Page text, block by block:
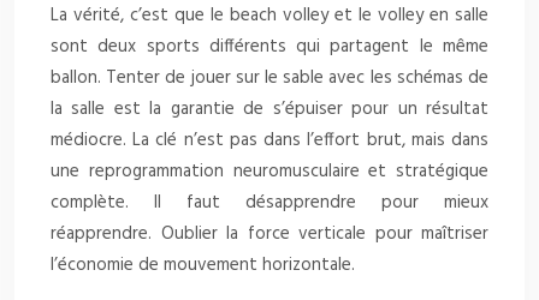
La vérité, c’est que le beach volley et le volley en salle
sont deux sports différents qui partagent le même
ballon. Tenter de jouer sur le sable avec les schémas de
la salle est la garantie de s’épuiser pour un résultat
médiocre. La clé n’est pas dans l’effort brut, mais dans
une reprogrammation neuromusculaire et stratégique
complète. Il faut désapprendre pour mieux
réapprendre. Oublier la force verticale pour maîtriser
l’économie de mouvement horizontale.